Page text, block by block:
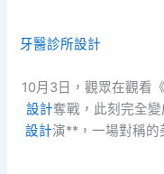
牙醫診所設計
10月3日，觀眾在觀看
設計奪戰，此刻完全
設計演**，一場對稱的